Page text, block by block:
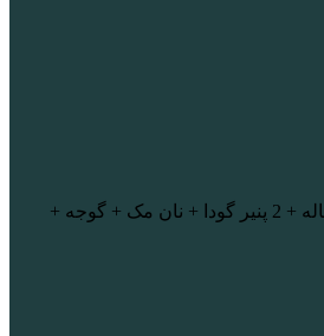
300 گرم گوشت تازه گوساله + 2 پنیر گودا + نان مک + گوجه +